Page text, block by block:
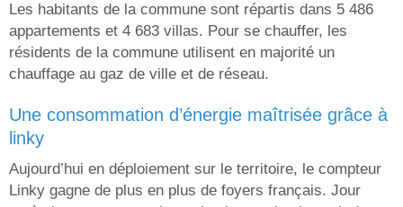
Les habitants de la commune sont répartis dans 5 486
appartements et 4 683 villas. Pour se chauffer, les
résidents de la commune utilisent en majorité un
chauffage au gaz de ville et de réseau.
une consommation d’énergie maîtrisée grâce à
linky
Aujourd’hui en déploiement sur le territoire, le compteur
Linky gagne de plus en plus de foyers français. Jour